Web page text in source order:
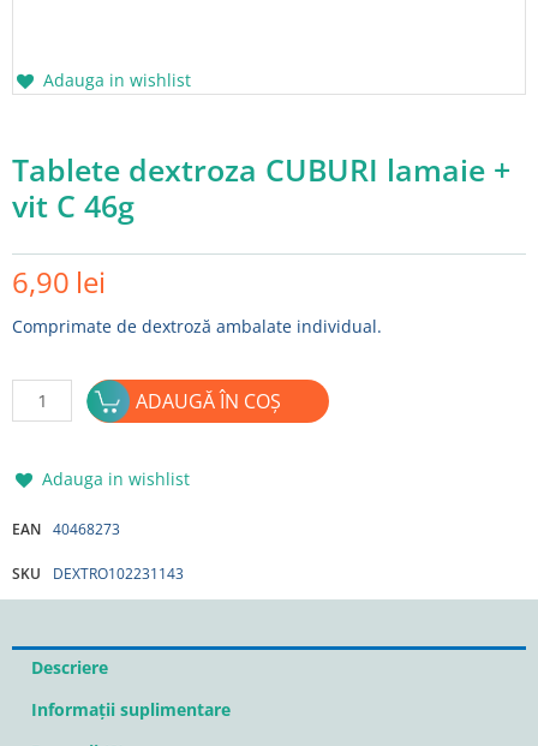
Adauga in wishlist
Tablete dextroza CUBURI lamaie +
vit C 46g
6,90 lei
Comprimate de dextroză ambalate individual.
Cantitate
Tablete
CUBURI
+
C
46g
ADAUGĂ ÎN COȘ
Adauga in wishlist
EAN 40468273
SKU DEXTRO102231143
Descriere
Informații suplimentare